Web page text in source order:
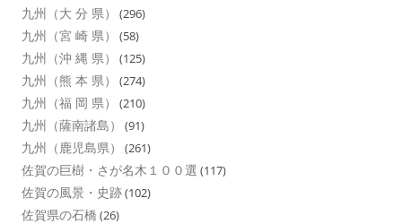
九州（大 分 県） (296)
九州（宮 崎 県） (58)
九州（沖 縄 県） (125)
九州（熊 本 県） (274)
九州（福 岡 県） (210)
九州（薩南諸島） (91)
九州（鹿児島県） (261)
佐賀の巨樹・さが名木１００選 (117)
佐賀の風景・史跡(102)
佐賀県の石橋 (26)